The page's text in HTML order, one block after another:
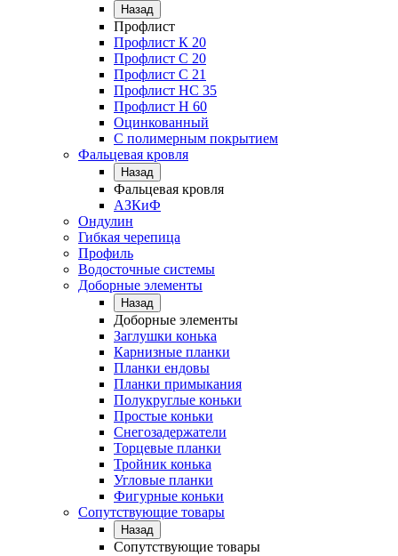
Назад
Профлист
Профлист К 20
Профлист С 20
Профлист C 21
Профлист НС 35
Профлист Н 60
Оцинкованный
С полимерным покрытием
Фальцевая кровля
Назад
Фальцевая кровля
АЗКиФ
Ондулин
Гибкая черепица
Профиль
Водосточные системы
Доборные элементы
Назад
Доборные элементы
Заглушки конька
Карнизные планки
Планки ендовы
Планки примыкания
Полукруглые коньки
Простые коньки
Снегозадержатели
Торцевые планки
Тройник конька
Угловые планки
Фигурные коньки
Сопутствующие товары
Назад
Сопутствующие товары